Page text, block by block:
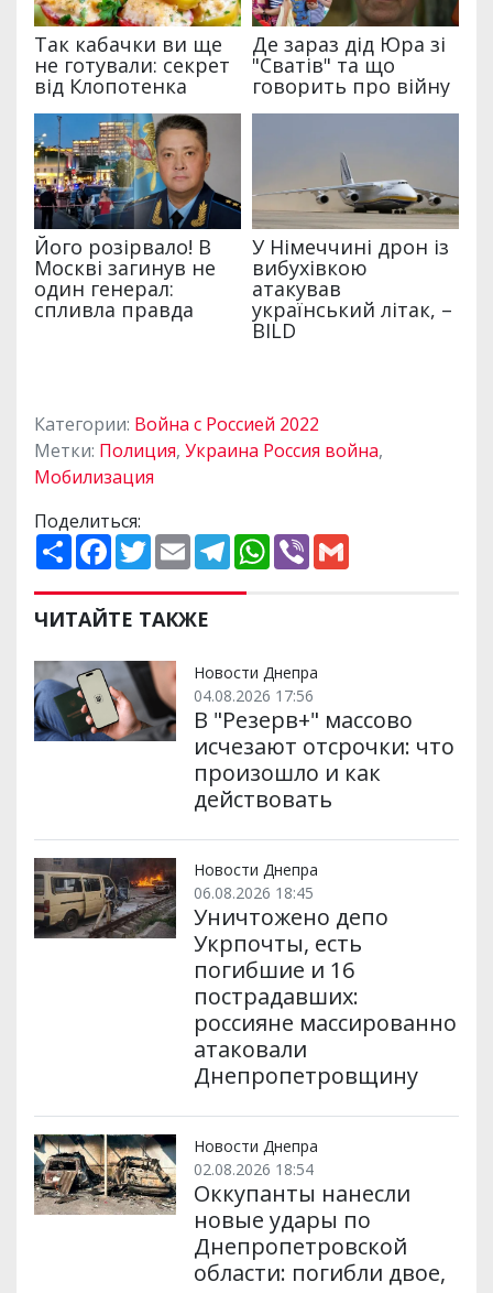
Категории: Война с Россией 2022
Метки: Полиция, Украина Россия война,
Мобилизация
Поделиться:
П
о
и
р
и
и
F
a
e
b
o
k
T
w
t
t
e
E
m
i
l
T
e
e
m
W
h
p
V
ЧИТАЙТЕ ТАКЖЕ
Новости Днепра
04.08.2026 17:56
В "Резерв+" массово
исчезают отсрочки: что
произошло и как
действовать
Новости Днепра
06.08.2026 18:45
Уничтожено депо
Укрпочты, есть
погибшие и 16
пострадавших:
россияне массированно
атаковали
Днепропетровщину
Новости Днепра
02.08.2026 18:54
Оккупанты нанесли
новые удары по
Днепропетровской
области: погибли двое,